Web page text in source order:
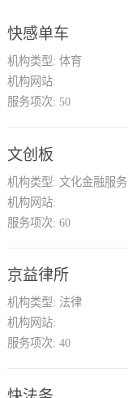
快感单车
机构类型: 体育
机构网站:
服务项次: 50
文创板
机构类型: 文化金融服务
机构网站:
服务项次: 60
京益律所
机构类型: 法律
机构网站:
服务项次: 40